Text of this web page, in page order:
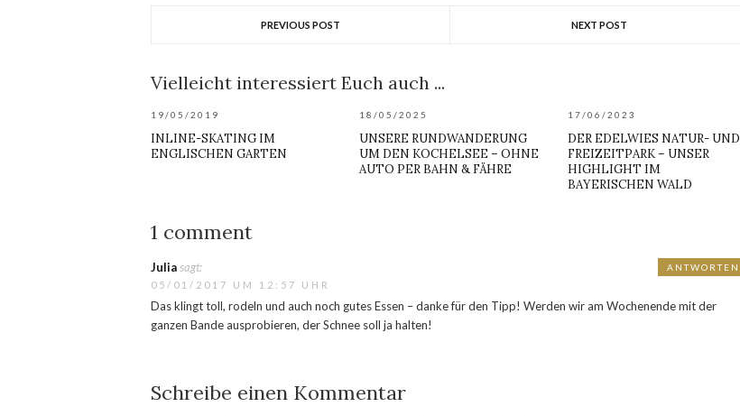
PREVIOUS POST NEXT POST
Vielleicht interessiert Euch auch ...
19/05/2019
INLINE-SKATING IM
ENGLISCHEN GARTEN
18/05/2025
UNSERE RUNDWANDERUNG
UM DEN KOCHELSEE – OHNE
AUTO PER BAHN & FÄHRE
17/06/2023
DER EDELWIES NATUR- UND
FREIZEITPARK – UNSER
HIGHLIGHT IM
BAYERISCHEN WALD
1 comment
Juliasagt:
05/01/2017 UM 12:57 UHR
Das klingt toll, rodeln und auch noch gutes Essen – danke für den Tipp! Werden wir am Wochenende mit der
ganzen Bande ausprobieren, der Schnee soll ja halten!
ANTWORTEN
Schreibe einen Kommentar